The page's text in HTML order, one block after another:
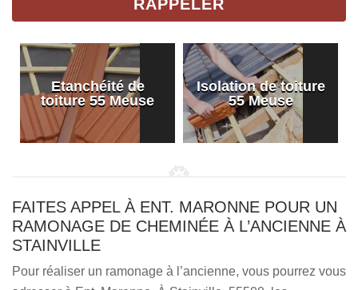
Etanchéité de
toiture 55 Meuse
Isolation de toiture
55 Meuse
FAITES APPEL À ENT. MARONNE POUR UN
RAMONAGE DE CHEMINÉE À L’ANCIENNE À
STAINVILLE
Pour réaliser un ramonage à l’ancienne, vous pourrez vous